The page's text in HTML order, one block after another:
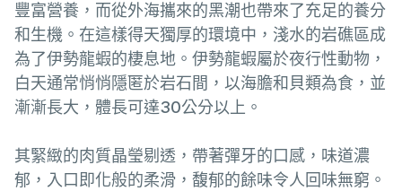
豐富營養，而從外海攜來的黑潮也帶來了充足的養分
和生機。在這樣得天獨厚的環境中，淺水的岩礁區成
為了伊勢龍蝦的棲息地。伊勢龍蝦屬於夜行性動物，
白天通常悄悄隱匿於岩石間，以海膽和貝類為食，並
漸漸長大，體長可達30公分以上。
其緊緻的肉質晶瑩剔透，帶著彈牙的口感，味道濃
郁，入口即化般的柔滑，馥郁的餘味令人回味無窮。